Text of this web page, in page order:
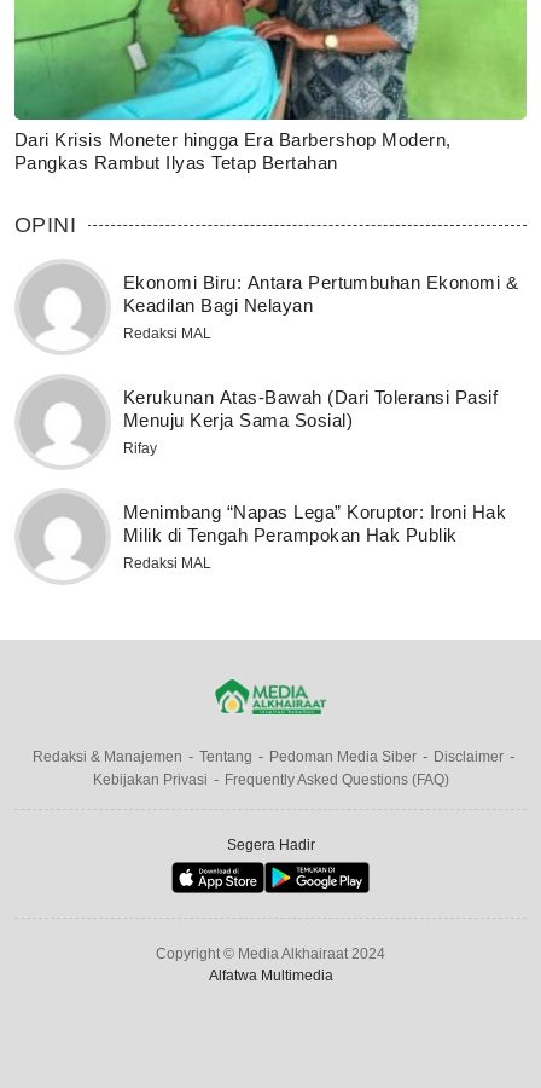
Dari Krisis Moneter hingga Era Barbershop Modern,
Pangkas Rambut Ilyas Tetap Bertahan
OPINI
Ekonomi Biru: Antara Pertumbuhan Ekonomi &
Keadilan Bagi Nelayan
Redaksi MAL
Kerukunan Atas-Bawah (Dari Toleransi Pasif
Menuju Kerja Sama Sosial)
Rifay
Menimbang “Napas Lega” Koruptor: Ironi Hak
Milik di Tengah Perampokan Hak Publik
Redaksi MAL
Redaksi & Manajemen Tentang Pedoman Media Siber
Disclaimer
Kebijakan Privasi
Frequently Asked Questions (FAQ)
Segera Hadir
Copyright © Media Alkhairaat 2024
Alfatwa Multimedia